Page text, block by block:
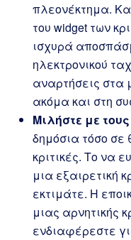
πλεονέκτημα.
του widget των
ισχυρά
ηλεκτρονικού
αναρτήσεις στα
ακόμα και στη
Μιλήστε με
δημόσια τόσο σε
κριτικές. Το να
μια εξαιρετική
εκτιμάτε. Η
μιας αρνητικής
ενδιαφέρεστε